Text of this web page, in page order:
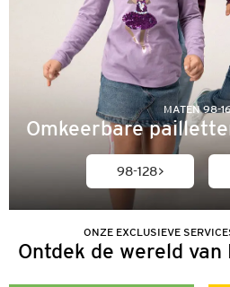
MATEN 98-
Omkeerbare
98-128
ONZE EXCLUSIEVE
Ontdek de wereld van